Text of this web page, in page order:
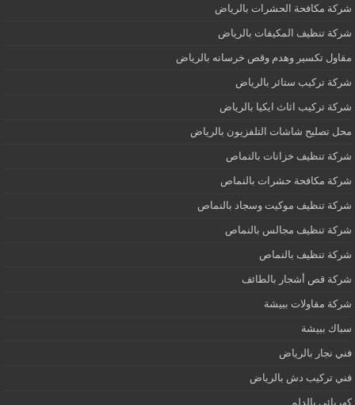
شركة مكافحة الحشرات بالرياض
شركة تنظيف المكيفات بالرياض
مقاول تكسير وهدم وقص خرسانه بالرياض
شركة تركيب ستائر بالرياض
شركة تركيب اثاث ايكيا بالرياض
محل تصليح شاشات التلفزيون بالرياض
شركة تنظيف خزانات بالنماص
شركة مكافحة حشرات بالنماص
شركة تنظيف موكيت وسجاد بالنماص
شركة تنظيف مجالس بالنماص
شركة تنظيف بالنماص
شركة قص أشجار بالطائف
شركة مقاولات ببيشة
سباك ببيشة
فني نجار بالرياض
فني تركيب دش بالرياض
كهربائى بالدلم